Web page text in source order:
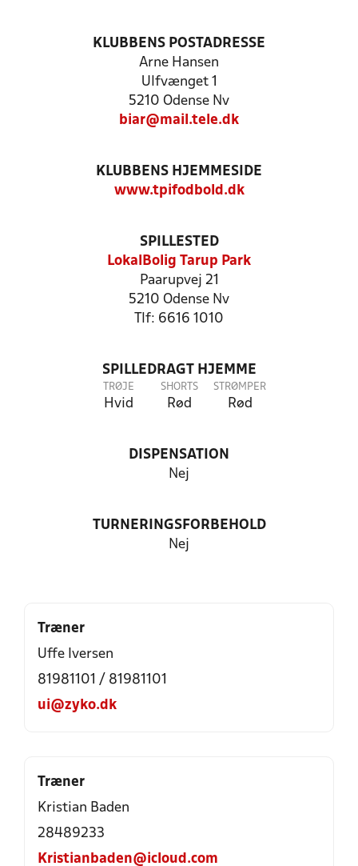
KLUBBENS POSTADRESSE
Arne Hansen
Ulfvænget 1
5210 Odense Nv
biar@mail.tele.dk
KLUBBENS HJEMMESIDE
www.tpifodbold.dk
SPILLESTED
LokalBolig Tarup Park
Paarupvej 21
5210 Odense Nv
Tlf: 6616 1010
SPILLEDRAGT HJEMME
TRØJE
Hvid
SHORTS
Rød
STRØMPER
Rød
DISPENSATION
Nej
TURNERINGSFORBEHOLD
Nej
Træner
Uffe Iversen
81981101 / 81981101
ui@zyko.dk
Træner
Kristian Baden
28489233
Kristianbaden@icloud.com